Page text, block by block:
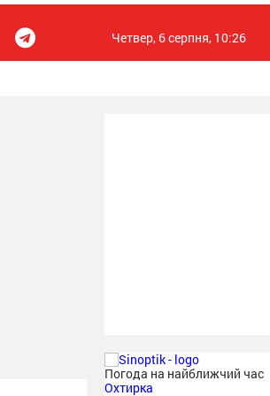
Четвер, 6 серпня, 10:26
Погода на найближчий час
Охтирка